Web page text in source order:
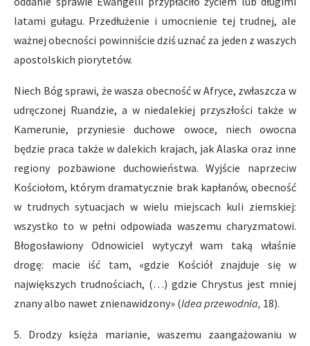
latami gułagu. Przedłużenie i umocnienie tej trudnej, ale
ważnej obecności powinniście dziś uznać za jeden z waszych
apostolskich piorytetów.
Niech Bóg sprawi, że wasza obecność w Afryce, zwłaszcza w
udręczonej Ruandzie, a w niedalekiej przyszłości także w
Kamerunie, przyniesie duchowe owoce, niech owocna
będzie praca także w dalekich krajach, jak Alaska oraz inne
regiony pozbawione duchowieństwa. Wyjście naprzeciw
Kościołom, którym dramatycznie brak kapłanów, obecność
w trudnych sytuacjach w wielu miejscach kuli ziemskiej:
wszystko to w pełni odpowiada waszemu charyzmatowi.
Błogosławiony Odnowiciel wytyczył wam taką właśnie
drogę: macie iść tam, «gdzie Kościół znajduje się w
największych trudnościach, (…) gdzie Chrystus jest mniej
znany albo nawet znienawidzony» (Idea przewodnia, 18).
5. Drodzy księża marianie, waszemu zaangażowaniu w